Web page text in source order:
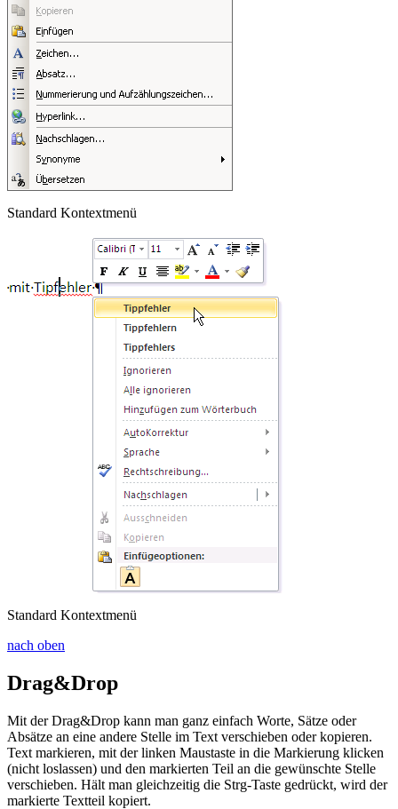
Standard Kontextmenü
Standard Kontextmenü
nach oben
Drag&Drop
Mit der Drag&Drop kann man ganz einfach Worte, Sätze oder
Absätze an eine andere Stelle im Text verschieben oderkopieren.
Text markieren, mit der linken Maustaste in die Markierung klicken
(nicht loslassen) und den markierten Teil an die gewünschte Stelle
verschieben. Hält man gleichzeitig die Strg-Taste gedrückt, wird der
markierte Textteil kopiert.